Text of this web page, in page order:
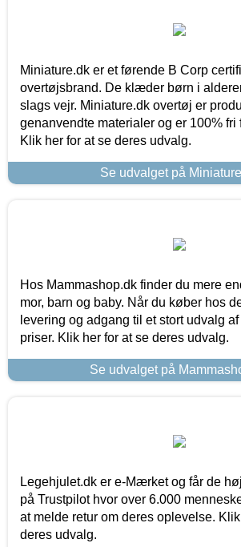
Miniature.dk er et førende B Corp
overtøjsbrand. De klæder børn i
slags vejr. Miniature.dk overtøj er
genanvendte materialer og er 100% fri
Klik her for at se deres udvalg.
Se udvalget på
Hos Mammashop.dk finder du mere
mor, barn og baby. Når du køber hos
levering og adgang til et stort udvalg
priser. Klik her for at se deres udvalg.
Se udvalget på
Legehjulet.dk er e-Mærket og får de
på Trustpilot hvor over 6.000
at melde retur om deres oplevelse.
deres udvalg.